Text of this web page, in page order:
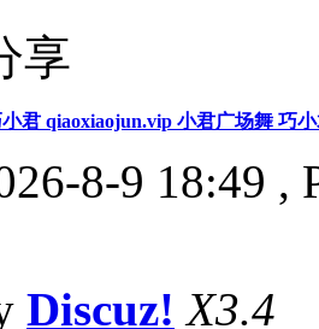
享
君 qiaoxiaojun.vip 小君广场舞 巧
8-9 18:49 ,
Discuz! X3.4